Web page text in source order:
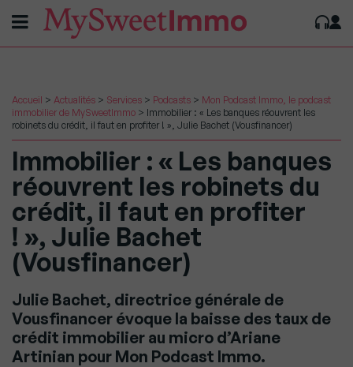
Accueil > Actualités > Services > Podcasts > Mon Podcast Immo, le podcast
immobilier de MySweetImmo > Immobilier : « Les banques réouvrent les
robinets du crédit, il faut en profiter ! », Julie Bachet (Vousfinancer)
Immobilier : « Les banques
réouvrent les robinets du
crédit, il faut en profiter
! », Julie Bachet
(Vousfinancer)
Julie Bachet, directrice générale de
Vousfinancer évoque la baisse des taux de
crédit immobilier au micro d’Ariane
Artinian pour Mon Podcast Immo.